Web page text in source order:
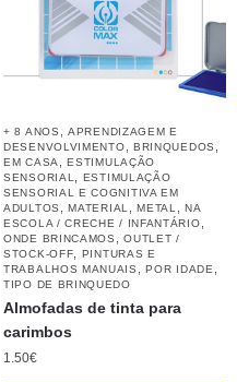
+ 8 ANOS ,APRENDIZAGEM E
DESENVOLVIMENTO
BRINQUEDOS
EM CASA ,ESTIMULAÇÃO
SENSORIAL
ESTIMULAÇÃO
SENSORIAL E COGNITIVA EM
ADULTOS
,MATERIAL ,METAL ,NA
ESCOLA / CRECHE / INFANTÁRIO
ONDE BRINCAMOS ,OUTLET /
STOCK-OFF
PINTURAS E
TRABALHOS MANUAIS
,POR IDADE
TIPO DE BRINQUEDO
Almofadas de tinta para
carimbos
1.50€